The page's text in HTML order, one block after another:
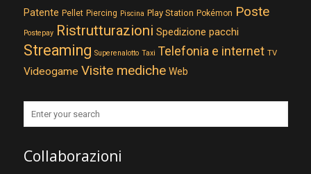
Patente Pellet Piercing Piscina Play Station Pokémon Poste
Postepay Ristrutturazioni Spedizione pacchi
Streaming Superenalotto Taxi Telefonia e internet TV
Videogame Visite mediche Web
Collaborazioni